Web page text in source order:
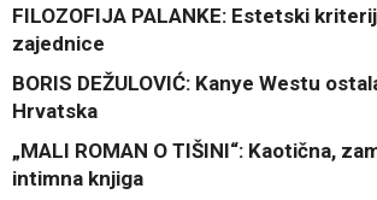
FILOZOFIJA PALANKE: Estetski
zajednice
BORIS DEŽULOVIĆ: Kanye Westu
Hrvatska
„MALI ROMAN O TIŠINI“: Kaotična,
intimna knjiga